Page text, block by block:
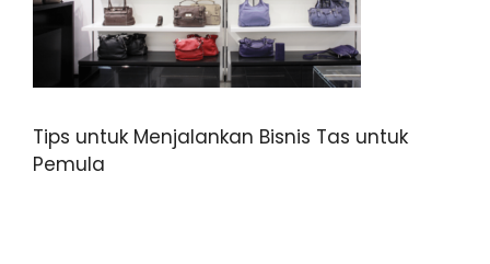
Tips untuk Menjalankan Bisnis Tas untuk
Pemula